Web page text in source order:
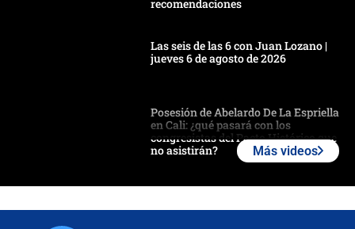
recomendaciones
Las seis de las 6 con Juan Lozano |
jueves 6 de agosto de 2026
Posesión de Abelardo De La Espriella
en Cali: ¿qué pasará con los
congresistas del Pacto Histórico que
no asistirán?
Más videos